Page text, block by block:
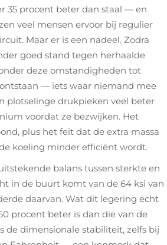
35 procent beter dan staal — en
veel mensen ervoor bij regulier
Maar er is een nadeel. Zodra
goed stand tegen herhaalde
deze omstandigheden tot
— iets waar niemand mee
plotselinge drukpieken veel beter
voordat ze bezwijken. Het
plus het feit dat de extra massa
koeling minder efficiënt wordt.
balans tussen sterkte en
in de buurt komt van de 64 ksi van
daarvan. Wat dit legering echt
procent beter is dan die van de
de dimensionale stabiliteit, zelfs bij